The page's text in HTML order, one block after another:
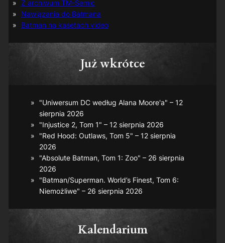
Z archiwum TM-Semic
Nawiązania do Batmana
Batman na kasetach video
Już wkrótce
"Uniwersum DC według Alana Moore'a" – 12
sierpnia 2026
"Injustice 2, Tom 1" – 12 sierpnia 2026
"Red Hood: Outlaws, Tom 5" – 12 sierpnia
2026
"Absolute Batman, Tom 1: Zoo" – 26 sierpnia
2026
"Batman/Superman. World’s Finest, Tom 6:
Niemożliwe" – 26 sierpnia 2026
Kalendarium